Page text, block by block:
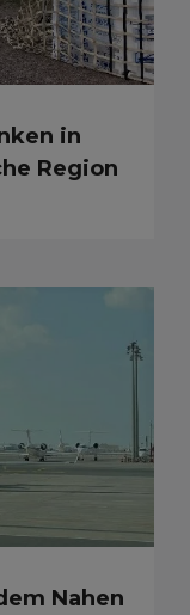
in
Region
Nahen